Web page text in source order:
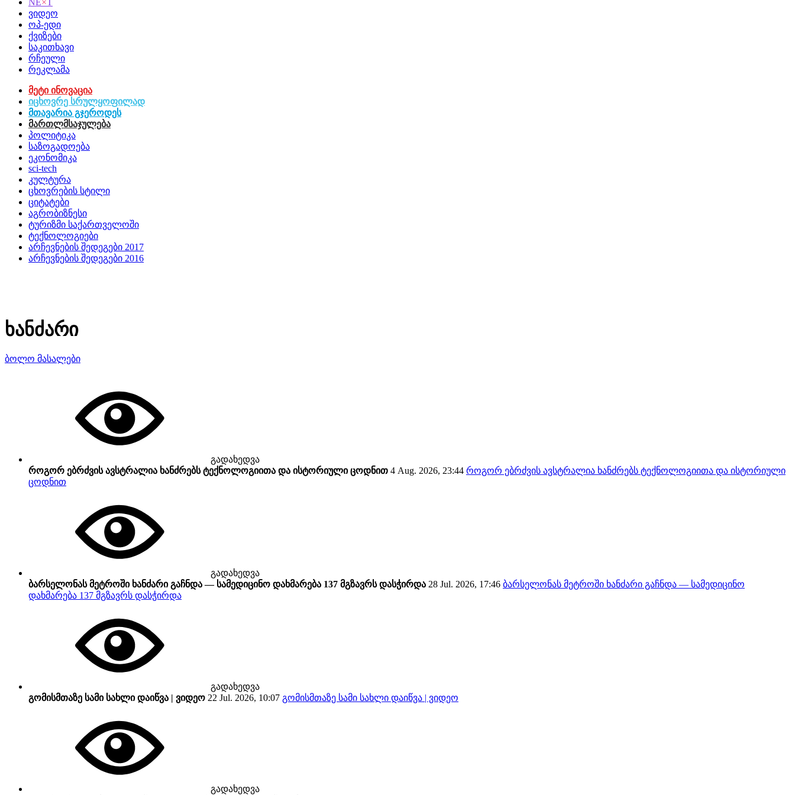
NE×
ვიდეო
ოპ-ედი
ქვიზები
საკითხავი
რჩეული
რეკლამა
მეტი ინოვაცია
იცხოვრე სრულყოფილად
მთავარია გჯეროდეს
მართლმსაჯულება
პოლიტიკა
საზოგადოება
ეკონომიკა
sci-tech
კულტურა
ცხოვრების სტილი
ციტატები
აგრობიზნესი
ტურიზმი საქართველოში
ტექნოლოგიები
არჩევნების შედეგები 2017
არჩევნების შედეგები 2016
ხანძარი
ბოლო მასალები
გადახედვა
როგორ ებრძვის ავსტრალია ხანძრებს ტექნოლოგიითა და ისტორიული ცოდნით 4 Aug. 2026, 23:44 როგორ ებრძვის ავსტრალია ხანძრებს ტექნოლოგიითა და ისტორიული
ცოდნით
გადახედვა
ბარსელონას მეტროში ხანძარი გაჩნდა — სამედიცინო დახმარება 137 მგზავრს დასჭირდა 28 Jul. 2026, 17:46 ბარსელონას მეტროში ხანძარი გაჩნდა — სამედიცინო
დახმარება 137 მგზავრს დასჭირდა
გადახედვა
გომისმთაზე სამი სახლი დაიწვა | ვიდეო 22 Jul. 2026, 10:07 გომისმთაზე სამი სახლი დაიწვა | ვიდეო
გადახედვა